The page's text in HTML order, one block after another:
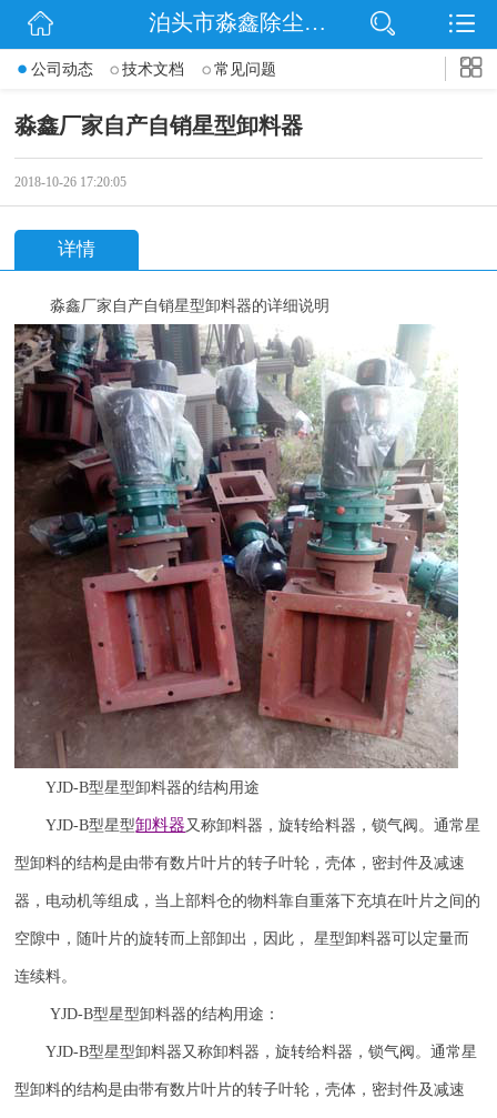
网站首页
泊头市淼鑫除尘配件销售处
公司动态 技术文档 常见问题
淼鑫厂家自产自销星型卸料器
2018-10-26 17:20:05
详情
淼鑫厂家自产自销星型卸料器的详细说明
YJD-B型星型卸料器的结构用途
YJD-B型星型卸料器 又称卸料器，旋转给料器，锁气阀。通常星
型卸料的结构是由带有数片叶片的转子叶轮，壳体，密封件及减速
器，电动机等组成，当上部料仓的物料靠自重落下充填在叶片之间的
空隙中，随叶片的旋转而上部卸出，因此， 星型卸料器可以定量而
连续料。
YJD-B型星型卸料器的结构用途：
YJD-B型星型卸料器又称卸料器，旋转给料器，锁气阀。通常星
型卸料的结构是由带有数片叶片的转子叶轮，壳体，密封件及减速